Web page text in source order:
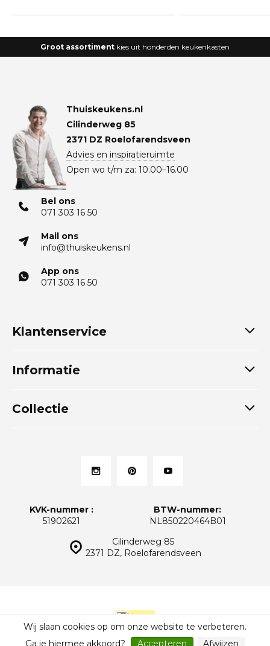
Groot assortiment kies uit honderden keukenkasten
Thuiskeukens.nl
Cilinderweg 85
2371 DZ Roelofarendsveen
Advies en inspiratieruimte
Open wo t/m za: 10.00–16.00
Bel ons
071 303 16 50
Mail ons
info@thuiskeukens.nl
App ons
071 303 16 50
Klantenservice
Informatie
Collectie
Cilinderweg 85
2371 DZ, Roelofarendsveen
KVK-nummer :
51902621
BTW-nummer:
NL850220464B01
© Thuiskeukens.nl Sitemap
Wij slaan cookies op om onze website te verbeteren.
Ga je hiermee akkoord?
Accepteren Afwijzen